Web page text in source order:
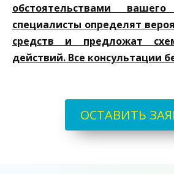
обстоятельствами
специалисты определят
средств и предложат
действий. Все консультации
ОСТАВИТЬ